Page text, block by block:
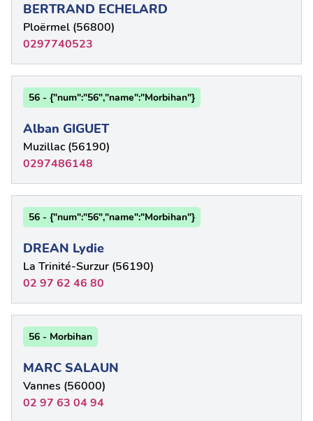
BERTRAND ECHELARD
Ploërmel (56800)
0297740523
56 - {"num":"56","name":"Morbihan"}
Alban GIGUET
Muzillac (56190)
0297486148
56 - {"num":"56","name":"Morbihan"}
DREAN Lydie
La Trinité-Surzur (56190)
02 97 62 46 80
56 - Morbihan
MARC SALAUN
Vannes (56000)
02 97 63 04 94